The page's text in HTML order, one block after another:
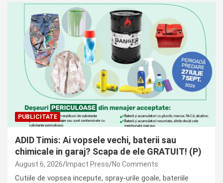
PUBLICITATE
ADID Timis: Ai vopsele vechi, baterii sau
chimicale in garaj? Scapa de ele GRATUIT! (P)
August 6, 2026 Impact Press No Comments
Cutiile de vopsea incepute, spray-urile goale, bateriile